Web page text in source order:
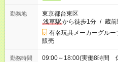
勤務地
東京都台東区
浅草駅から徒歩1分 / 蔵
有名玩具メーカーグル
販売
勤務時間 09:00～18:00(実働8時間